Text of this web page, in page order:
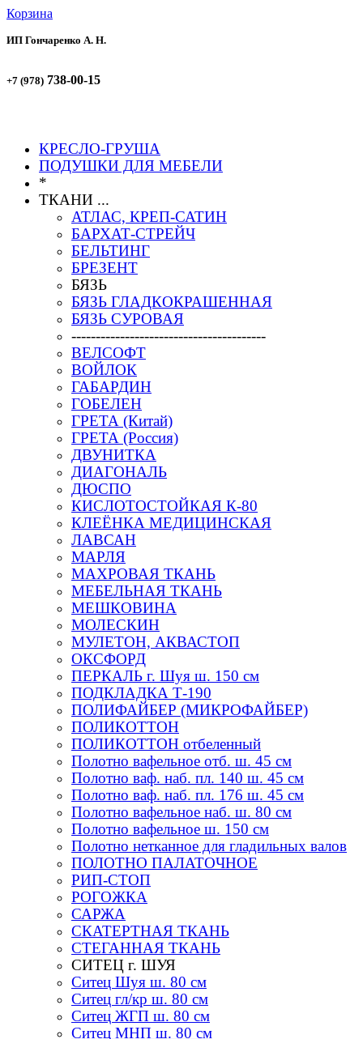
Корзина
ИП Гончаренко А. Н.
+7 (978) 738-00-15
КРЕСЛО-ГРУША
ПОДУШКИ ДЛЯ МЕБЕЛИ
*
ТКАНИ ...
АТЛАС, КРЕП-САТИН
БАРХАТ-СТРЕЙЧ
БЕЛЬТИНГ
БРЕЗЕНТ
БЯЗЬ
БЯЗЬ ГЛАДКОКРАШЕННАЯ
БЯЗЬ СУРОВАЯ
----------------------------------------
ВЕЛСОФТ
ВОЙЛОК
ГАБАРДИН
ГОБЕЛЕН
ГРЕТА (Китай)
ГРЕТА (Россия)
ДВУНИТКА
ДИАГОНАЛЬ
ДЮСПО
КИСЛОТОСТОЙКАЯ К-80
КЛЕЁНКА МЕДИЦИНСКАЯ
ЛАВСАН
МАРЛЯ
МАХРОВАЯ ТКАНЬ
МЕБЕЛЬНАЯ ТКАНЬ
МЕШКОВИНА
МОЛЕСКИН
МУЛЕТОН, АКВАСТОП
ОКСФОРД
ПЕРКАЛЬ г. Шуя ш. 150 см
ПОДКЛАДКА Т-190
ПОЛИФАЙБЕР (МИКРОФАЙБЕР)
ПОЛИКОТТОН
ПОЛИКОТТОН отбеленный
Полотно вафельное отб. ш. 45 см
Полотно ваф. наб. пл. 140 ш. 45 см
Полотно ваф. наб. пл. 176 ш. 45 см
Полотно вафельное наб. ш. 80 см
Полотно вафельное ш. 150 см
Полотно нетканное для гладильных валов
ПОЛОТНО ПАЛАТОЧНОЕ
РИП-СТОП
РОГОЖКА
САРЖА
СКАТЕРТНАЯ ТКАНЬ
СТЕГАННАЯ ТКАНЬ
СИТЕЦ г. ШУЯ
Ситец Шуя ш. 80 см
Ситец гл/кр ш. 80 см
Ситец ЖГП ш. 80 см
Ситец МНП ш. 80 см